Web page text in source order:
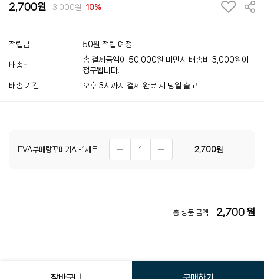
2,700 3,000 10%
적립금 50원 적립 예정
배송비
총 결제금액이 50,000원 미만시 배송비 3,000원이
청구됩니다.
배송 기간
오후 3시까지 결제 완료 시 당일 출고
EVA부메랑꾸미기A -1세트 2,700원
총 상품 금액 2,700원